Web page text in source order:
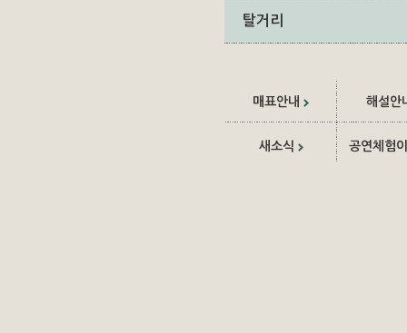
탈거리
매표안내 해설안
새소식 공연체험